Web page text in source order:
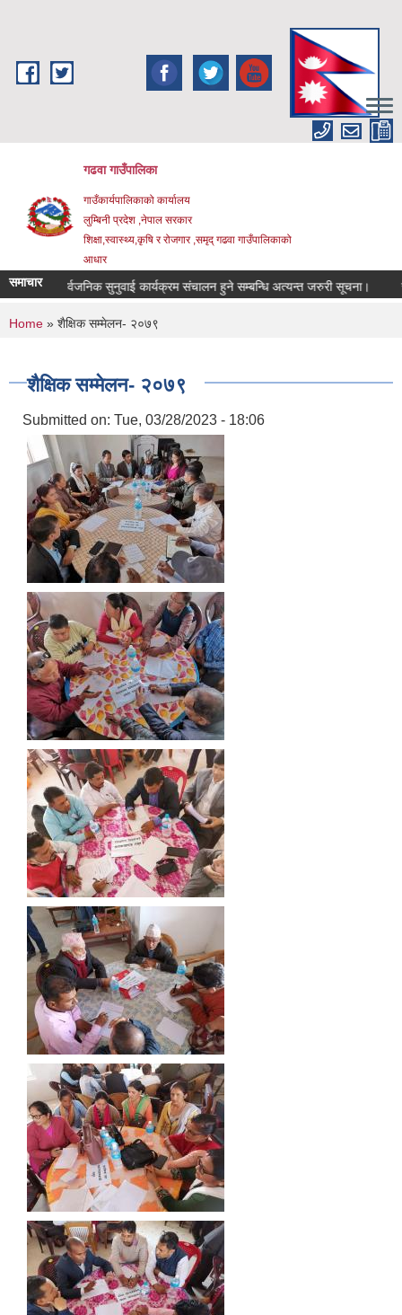
गढवा गाउँपालिका
गाउँकार्यपालिकाको कार्यालय
लुम्बिनी प्रदेश ,नेपाल सरकार
शिक्षा,स्वास्थ्य,कृषि र रोजगार ,समृद् गढवा गाउँपालिकाको
आधार
समाचारसार्वजनिक सुनुवाई कार्यक्रम संचालन हुने सम्बन्धि अत्यन्त जरुरी सूचना। सटर
You are here
Home » शैक्षिक सम्मेलन- २०७९
शैक्षिक सम्मेलन- २०७९
Submitted on: Tue, 03/28/2023 - 18:06